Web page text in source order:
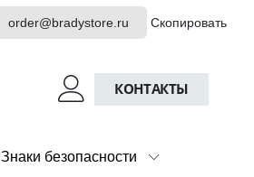
order@bradystore.ru Скопировать
КОНТАКТЫ
Знаки безопасности